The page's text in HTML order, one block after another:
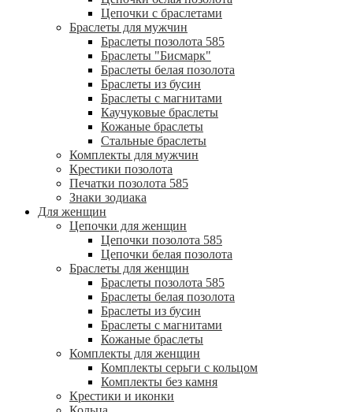
Цепочки с браслетами
Браслеты для мужчин
Браслеты позолота 585
Браслеты "Бисмарк"
Браслеты белая позолота
Браслеты из бусин
Браслеты с магнитами
Каучуковые браслеты
Кожаные браслеты
Стальные браслеты
Комплекты для мужчин
Крестики позолота
Печатки позолота 585
Знаки зодиака
Для женщин
Цепочки для женщин
Цепочки позолота 585
Цепочки белая позолота
Браслеты для женщин
Браслеты позолота 585
Браслеты белая позолота
Браслеты из бусин
Браслеты с магнитами
Кожаные браслеты
Комплекты для женщин
Комплекты серьги с кольцом
Комплекты без камня
Крестики и иконки